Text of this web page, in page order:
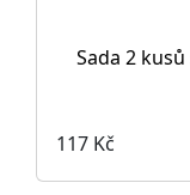
Sada 2
117 Kč